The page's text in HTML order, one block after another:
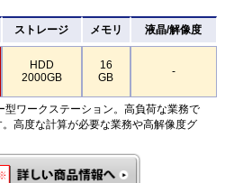
ストレージ メモリ 液晶/解像度
HDD
2000GB
16
GB
-
ワークステーション。高負荷な業務で
高度な計算が必要な業務や高解像度グ